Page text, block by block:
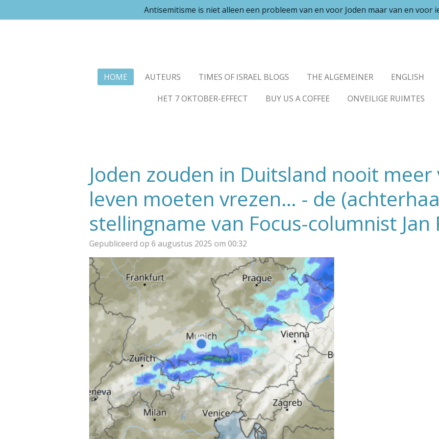
direct
Antisemitisme is niet alleen een probleem van en voor Joden maar van en voor
HOME AUTEURS TIMES OF ISRAEL BLOGS THE ALGEMEINER ENGLISH
HET 7 OKTOBER-EFFECT
BUY US A COFFEE ONVEILIGE RUIMTES
Joden zouden in Duitsland nooit
leven moeten vrezen… - de
stellingname van Focus-columnist Jan
Gepubliceerd op 6 augustus 2025 om 00:32